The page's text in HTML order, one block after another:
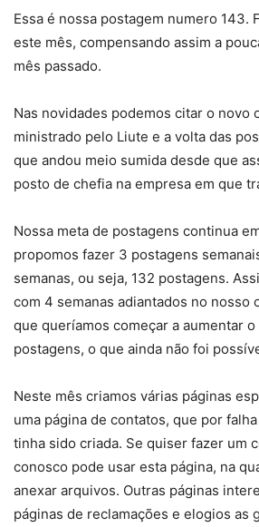
Essa é nossa postagem numero 143.
este mês, compensando assim a
mês passado.
Nas novidades podemos citar o novo
ministrado pelo Liute e a volta das
que andou meio sumida desde que
posto de chefia na empresa em que
Nossa meta de postagens continua
propomos fazer 3 postagens
semanas, ou seja, 132 postagens.
com 4 semanas adiantados no nosso
que queríamos começar a aumentar
postagens, o que ainda não foi
Neste mês criamos várias páginas
uma página de contatos, que por
tinha sido criada. Se quiser fazer um
conosco pode usar esta página, na
anexar arquivos. Outras páginas
páginas de reclamações e elogios as